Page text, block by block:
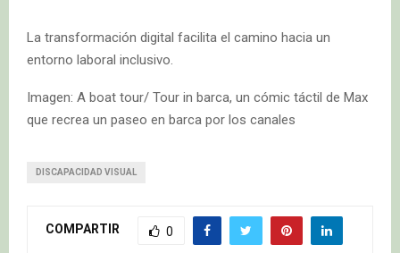
La transformación digital facilita el camino hacia un
entorno laboral inclusivo.
Imagen: A boat tour/ Tour in barca, un cómic táctil de Max
que recrea un paseo en barca por los canales
DISCAPACIDAD VISUAL
COMPARTIR 0